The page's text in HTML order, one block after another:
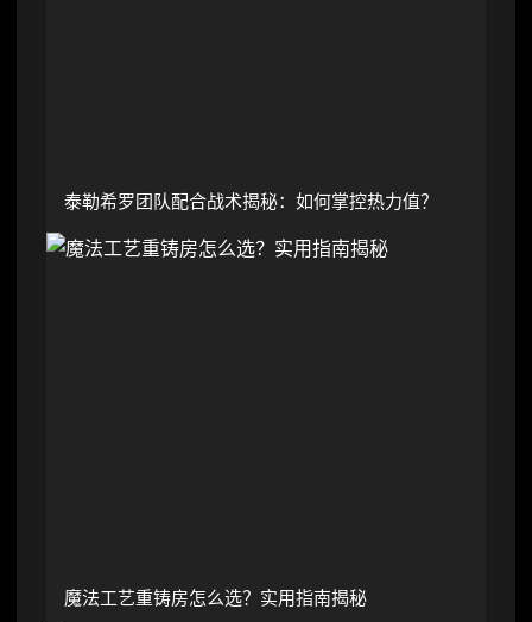
泰勒希罗团队配合战术揭秘：如何掌控热力值？
魔法工艺重铸房怎么选？实用指南揭秘